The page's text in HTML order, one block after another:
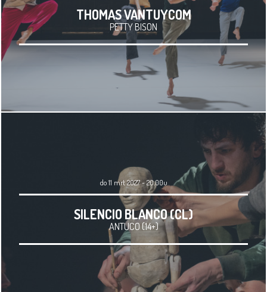
THOMAS VANTUYCOM
PETTY BISON
do 11 mrt 2027 - 20.00u
SILENCIO BLANCO (CL)
ANTUCO (14+)